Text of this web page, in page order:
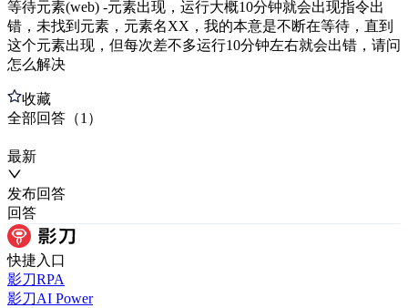
等待元素(web) -元素出现，运行大概10分钟就会出现指令出
错，未找到元素，元素名XX，我的本意是不断在等待，直到
这个元素出现，但每次差不多运行10分钟左右就会出错，请问
怎么解决
收藏
全部回答 （1 ）
最新
发布回答
回答
快捷入口
影刀RPA
影刀AI Power